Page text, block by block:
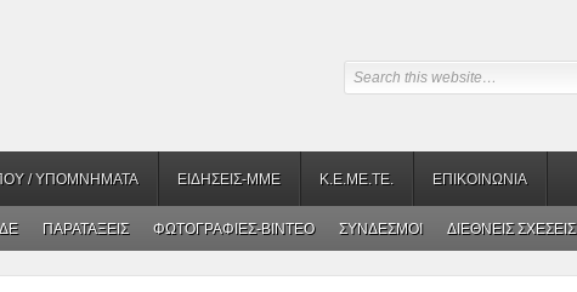
/ ΥΠΟΜΝΗΜΑΤΑ ΕΙΔΗΣΕΙΣ-ΜΜΕ Κ.Ε.ΜΕ.ΤΕ. ΕΠΙΚΟΙΝΩΝΙΑ
ΠΑΡΑΤΑΞΕΙΣ ΦΩΤΟΓΡΑΦΙΕΣ-BINTEO ΣΥΝΔΕΣΜΟΙ ΔΙΕΘΝΕΙΣ ΣΧΕΣΕΙΣ